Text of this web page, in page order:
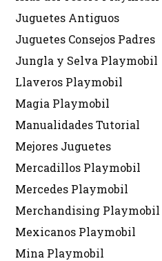
Juguetes Antiguos
Juguetes Consejos Padres
Jungla y Selva Playmobil
Llaveros Playmobil
Magia Playmobil
Manualidades Tutorial
Mejores Juguetes
Mercadillos Playmobil
Mercedes Playmobil
Merchandising Playmobil
Mexicanos Playmobil
Mina Playmobil